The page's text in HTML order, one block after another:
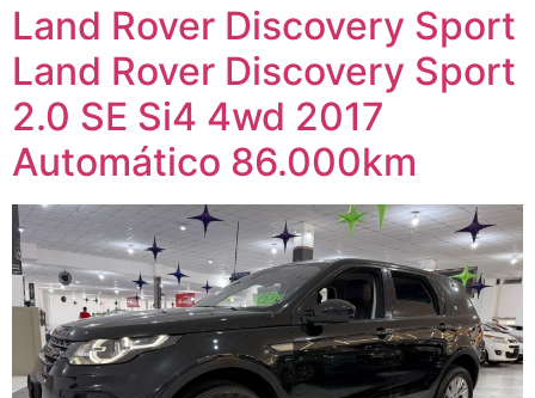
Land Rover Discovery Sport
Land Rover Discovery Sport
2.0 SE Si4 4wd 2017
Automático 86.000km